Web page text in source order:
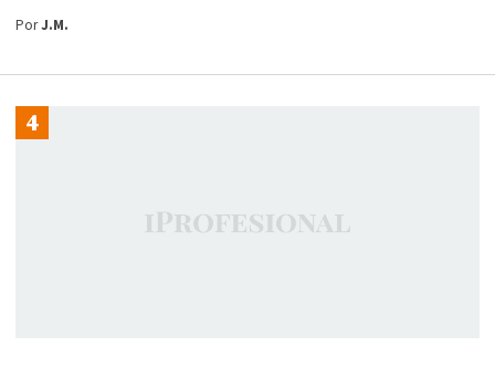
PorJ.M.